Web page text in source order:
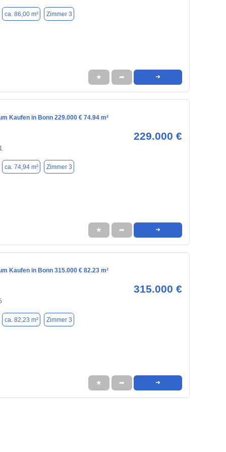
ca. 86,00 m² Zimmer 3
★ ➦ ➜
Kaufen in Bonn 229.000 € 74.94 m²
229.000 €
ca. 74,94 m² Zimmer 3
★ ➦ ➜
Kaufen in Bonn 315.000 € 82.23 m²
315.000 €
ca. 82,23 m² Zimmer 3
★ ➦ ➜